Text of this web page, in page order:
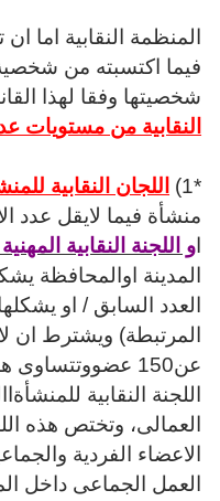
المنظمة النقابية اما
فيما اكتسبته من
شخصيتها وفقا لهذا
النقابية من مستويات
*1) اللجان النقابية
منشأة فيما لايقل عدد
و اللجنة النقابية
المدينة اوالمحافظة
العدد السابق / او
المرتبطة) ويشترط ان
عن150
اللجنة النقابية للمنشأة
العمالى، وتختص هذه
الاعضاء الفردية
العمل الجماعى داخل